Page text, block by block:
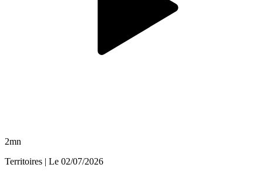
2mn
Territoires | Le 02/07/2026